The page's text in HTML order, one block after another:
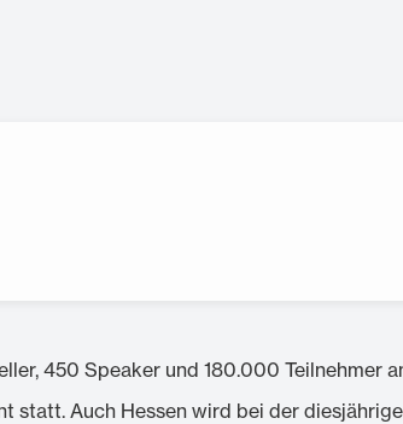
450 Speaker und 180.000 Teilnehmer
statt. Auch Hessen wird bei der